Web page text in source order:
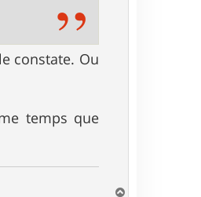
constate. Ou
temps que